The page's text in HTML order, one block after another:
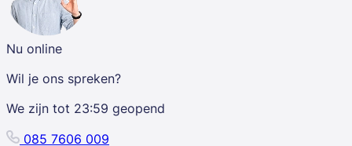
Nu online
Wil je ons spreken?
We zijn tot 23:59 geopend
085 7606 009